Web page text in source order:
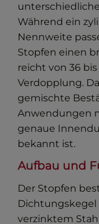
Während ein
Nennweite
Stopfen einen
reicht von 36
Verdopplung.
gemischte
Anwendungen
genaue
bekannt ist.
Aufbau und
Der Stopfen
Dichtungskegel
verzinktem